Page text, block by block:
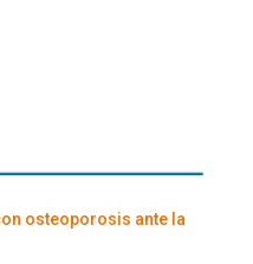
osteoporosis ante la